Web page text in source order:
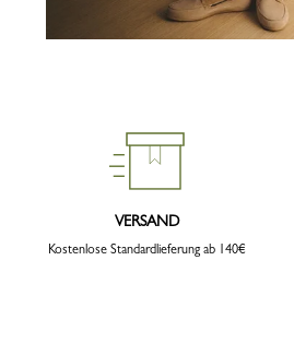
VERSAND
Kostenlose Standardlieferung ab 140€